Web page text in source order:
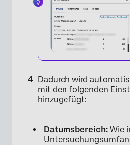
Dadurch wird
mit den folgenden
hinzugefügt:
Datumsbereich: Wie